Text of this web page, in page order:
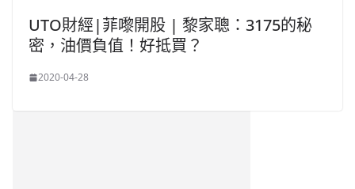
UTO財經|菲嚟開股 | 黎家聰：3175的秘
密，油價負值！好抵買？
2020-04-28